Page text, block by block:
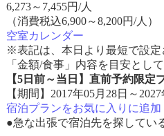
6,273～ 7,455円/人
（消費税込6,900～8,200円/人）
空室カレンダー
※表記は、本日より最短で設定
「金額/食事」内容を目安として
【5日前～当日】直前予約限定
【期間】2017年05月28日～2027
宿泊プランをお気に入りに追加
●急な出張で宿泊先を探してい